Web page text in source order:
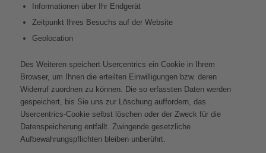
Informationen über Ihr Endgerät
Zeitpunkt Ihres Besuchs auf der Website
Geolocation
Des Weiteren speichert Usercentrics ein Cookie in Ihrem
Browser, um Ihnen die erteilten Einwilligungen bzw. deren
Widerruf zuordnen zu können. Die so erfassten Daten werden
gespeichert, bis Sie uns zur Löschung auffordern, das
Usercentrics-Cookie selbst löschen oder der Zweck für die
Datenspeicherung entfällt. Zwingende gesetzliche
Aufbewahrungspflichten bleiben unberührt.